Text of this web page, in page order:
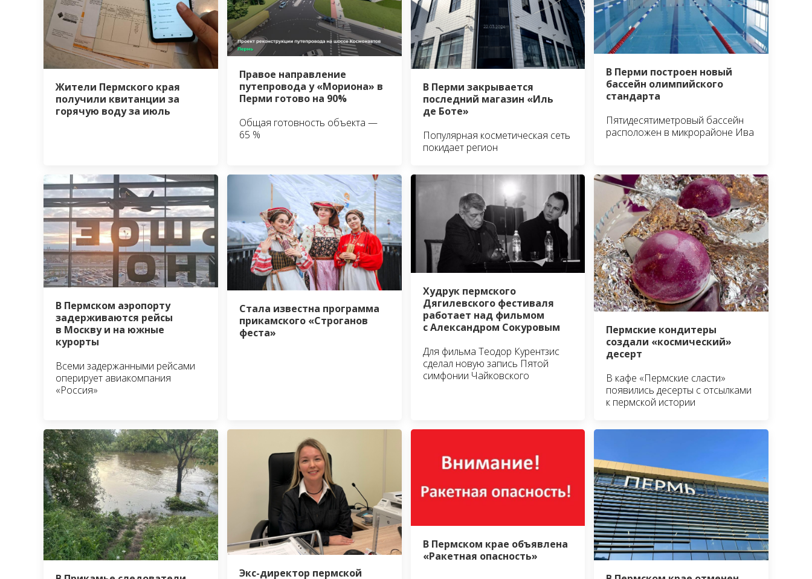
Жители Пермского края
получили квитанции за
горячую воду за июль
Правое направление
путепровода у «Мориона» в
Перми готово на 90%
Общая готовность объекта —
65 %
В Перми закрывается
последний магазин «Иль
де Боте»
Популярная косметическая сеть
покидает регион
В Перми построен новый
бассейн олимпийского
стандарта
Пятидесятиметровый бассейн
расположен в микрорайоне Ива
В Пермском аэропорту
задерживаются рейсы
в Москву и на южные
курорты
Всеми задержанными рейсами
оперирует авиакомпания
«Россия»
Стала известна программа
прикамского «Строганов
феста»
Худрук пермского
Дягилевского фестиваля
работает над фильмом
с Александром Сокуровым
Для фильма Теодор Курентзис
сделал новую запись Пятой
симфонии Чайковского
Пермские кондитеры
создали «космический»
десерт
В кафе «Пермские сласти»
появились десерты с отсылками
к пермской истории
Экс-директор пермской
В Пермском крае объявлена
«Ракетная опасность»